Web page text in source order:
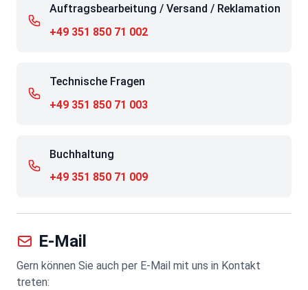
Auftragsbearbeitung / Versand / Reklamation
+49 351 850 71 002
Technische Fragen
+49 351 850 71 003
Buchhaltung
+49 351 850 71 009
E-Mail
Gern können Sie auch per E-Mail mit uns in Kontakt
treten: